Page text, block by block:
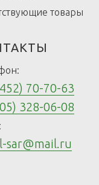
товары
70-70-63
328-06-08
sar@mail.ru